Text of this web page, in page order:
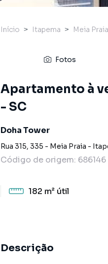
Início Itapema Meia Praia
Fotos
Apartamento à
- SC
Doha Tower
Rua 315, 335 - Meia Praia -
Código de origem: 686146
182 m² útil
Descrição